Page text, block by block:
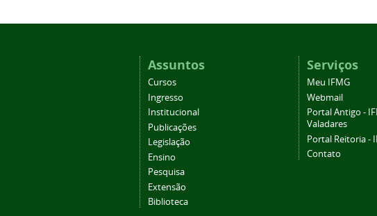
Assuntos
Cursos
Ingresso
Institucional
Publicações
Legislação
Ensino
Pesquisa
Extensão
Biblioteca
Serviços
Meu IFMG
Webmail
Portal Antigo -
Valadares
Portal Reitoria -
Contato